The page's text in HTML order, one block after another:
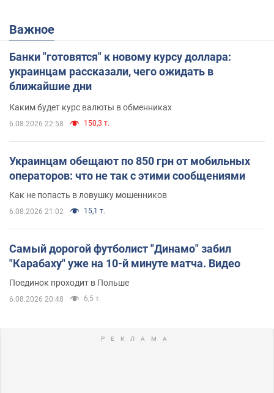
Важное
Банки "готовятся" к новому курсу доллара:
украинцам рассказали, чего ожидать в
ближайшие дни
Каким будет курс валюты в обменниках
6.08.2026 22:58 150,3 т.
Украинцам обещают по 850 грн от мобильных
операторов: что не так с этими сообщениями
Как не попасть в ловушку мошенников
6.08.2026 21:02 15,1 т.
Самый дорогой футболист "Динамо" забил
"Карабаху" уже на 10-й минуте матча. Видео
Поединок проходит в Польше
6.08.2026 20:48 6,5 т.